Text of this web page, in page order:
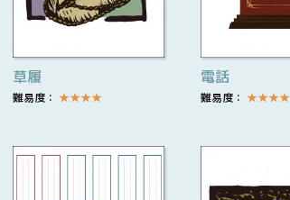
草履
難易度： ★★★★
電話
難易度： ★★★★